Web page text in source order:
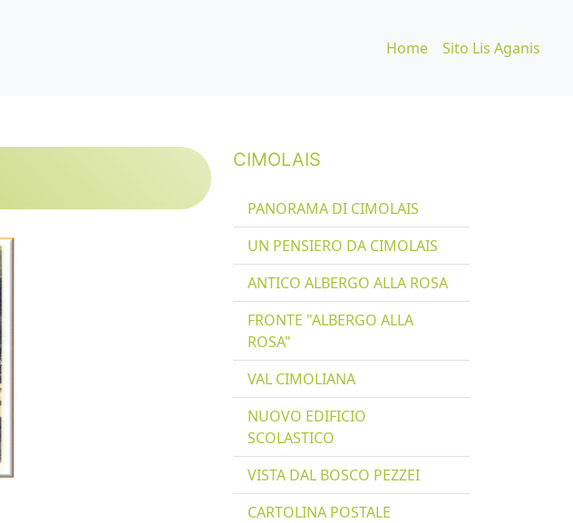
Home Sito Lis Aganis
CIMOLAIS
PANORAMA DI CIMOLAIS
UN PENSIERO DA CIMOLAIS
ANTICO ALBERGO ALLA ROSA
FRONTE "ALBERGO ALLA
ROSA"
VAL CIMOLIANA
NUOVO EDIFICIO
SCOLASTICO
VISTA DAL BOSCO PEZZEI
CARTOLINA POSTALE